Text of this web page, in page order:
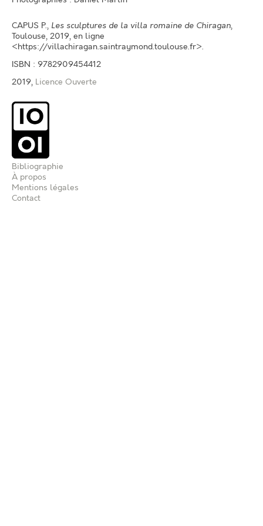
CAPUS P., Les sculptures de la villa romaine de Chiragan,
Toulouse, 2019, en ligne
<https://villachiragan.saintraymond.toulouse.fr>.
ISBN : 9782909454412
2019, Licence Ouverte
Bibliographie
À propos
Mentions légales
Contact